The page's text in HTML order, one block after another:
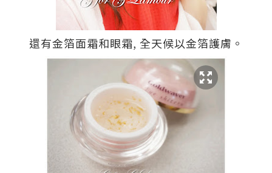
還有金箔面霜和眼霜, 全天候以金箔護膚。